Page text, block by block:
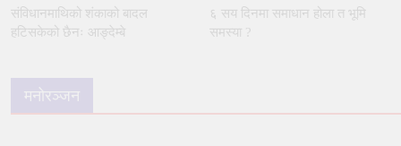
संविधानमाथिको शंकाको बादल
हटिसकेको छैनः आङ्देम्बे
६ सय दिनमा समाधान होला त भूमि
समस्या ?
मनोरञ्जन